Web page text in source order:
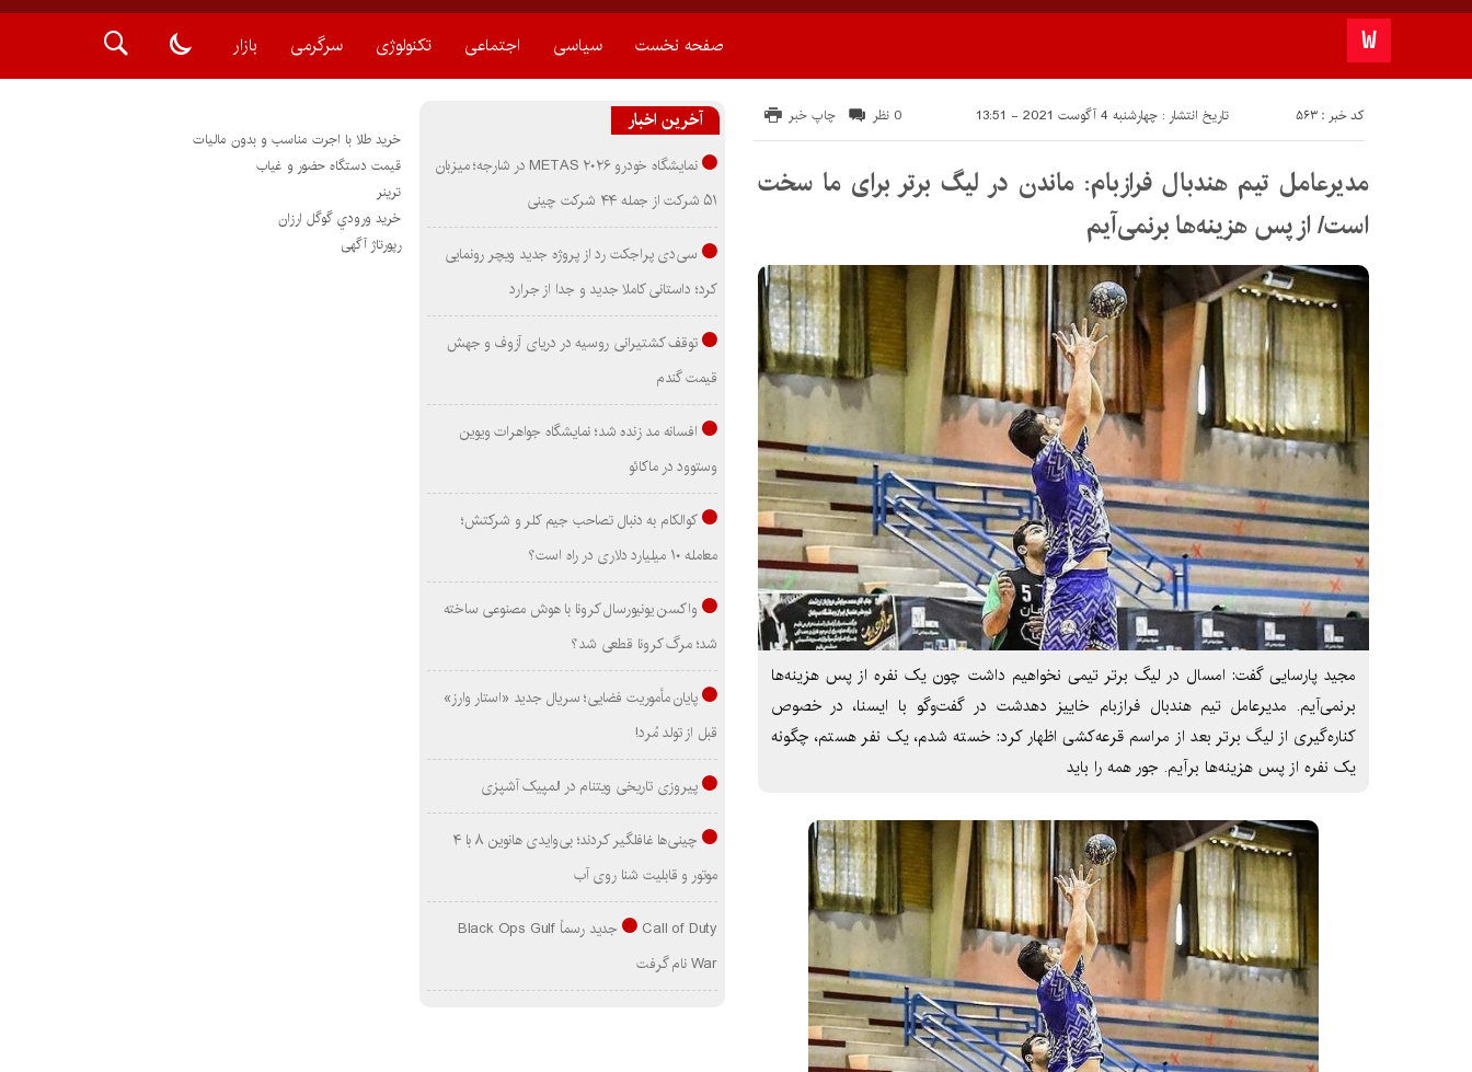
صفحه نخست سیاسی اجتماعی تکنولوژی سرگرمی بازار
تاریخ انتشار : چهارشنبه 4 آگوست 2021 - 13:51 کد خبر : 563 چاپ خبر 0 نظر
مدیرعامل تیم هندبال فرازبام: ماندن در لیگ برتر برای ما سخت
است/ از پس هزینه‌ها برنمی‌آیم
مجید پارسایی گفت: امسال در لیگ برتر تیمی نخواهیم داشت چون یک نفره از پس هزینه‌ها
برنمی‌آیم. مدیرعامل تیم هندبال فرازبام خاییز دهدشت در گفت‌وگو با ایسنا، در خصوص
کناره‌گیری از لیگ برتر بعد از مراسم قرعه‌کشی اظهار کرد: خسته شدم، یک نفر هستم، چگونه
یک نفره از پس هزینه‌ها برآیم. جور همه را باید
آخرین اخبار
نمایشگاه خودرو METAS ۲۰۲۶ در شارجه؛ میزبان
۵۱ شرکت از جمله ۴۴ شرکت چینی
سی‌دی پراجکت رد از پروژه جدید ویچر رونمایی
کرد؛ داستانی کاملا جدید و جدا از جرارد
توقف کشتیرانی روسیه در دریای آزوف و جهش
قیمت گندم
افسانه مد زنده شد؛ نمایشگاه جواهرات ویوین
وستوود در ماکائو
کوالکام به دنبال تصاحب جیم کلر و شرکتش؛
معامله ۱۰ میلیارد دلاری در راه است؟
واکسن یونیورسال کرونا با هوش مصنوعی ساخته
شد؛ مرگ کرونا قطعی شد؟
پایان مأموریت فضایی؛ سریال جدید «استار وارز»
قبل از تولد مُرد!
پیروزی تاریخی ویتنام در المپیک آشپزی
چینی‌ها غافلگیر کردند؛ بی‌وایدی هانوین ۸ با ۴
موتور و قابلیت شنا روی آب
Call of Duty جدید رسماً Black Ops Gulf
War نام گرفت
خرید طلا با اجرت مناسب و بدون مالیات
قیمت دستگاه حضور و غیاب
ترينر
خريد ورودي گوگل ارزان
رپورتاژ آگهی